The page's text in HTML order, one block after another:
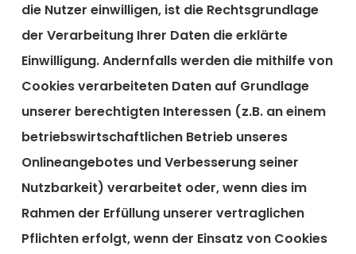
die Nutzer einwilligen, ist die Rechtsgrundlage
der Verarbeitung Ihrer Daten die erklärte
Einwilligung. Andernfalls werden die mithilfe von
Cookies verarbeiteten Daten auf Grundlage
unserer berechtigten Interessen (z.B. an einem
betriebswirtschaftlichen Betrieb unseres
Onlineangebotes und Verbesserung seiner
Nutzbarkeit) verarbeitet oder, wenn dies im
Rahmen der Erfüllung unserer vertraglichen
Pflichten erfolgt, wenn der Einsatz von Cookies